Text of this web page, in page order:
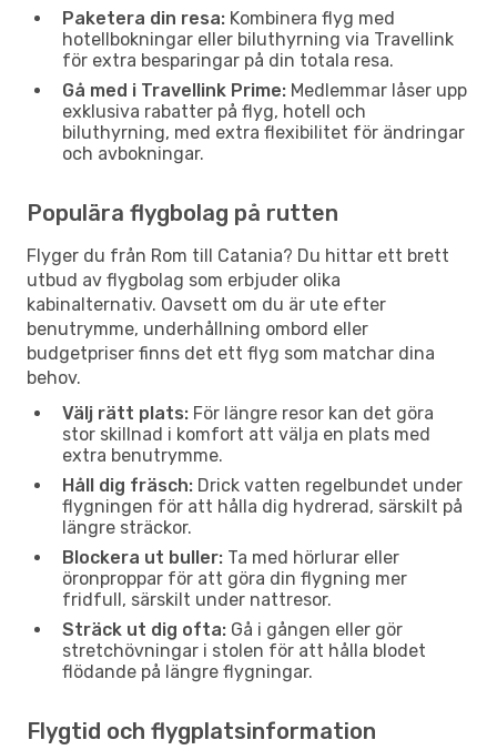
Paketera din resa: Kombinera flyg med
hotellbokningar eller biluthyrning via Travellink
för extra besparingar på din totala resa.
Gå med i Travellink Prime: Medlemmar låser upp
exklusiva rabatter på flyg, hotell och
biluthyrning, med extra flexibilitet för ändringar
och avbokningar.
Populära flygbolag på rutten
Flyger du från Rom till Catania? Du hittar ett brett
utbud av flygbolag som erbjuder olika
kabinalternativ. Oavsett om du är ute efter
benutrymme, underhållning ombord eller
budgetpriser finns det ett flyg som matchar dina
behov.
Välj rätt plats: För längre resor kan det göra
stor skillnad i komfort att välja en plats med
extra benutrymme.
Håll dig fräsch: Drick vatten regelbundet under
flygningen för att hålla dig hydrerad, särskilt på
längre sträckor.
Blockera ut buller: Ta med hörlurar eller
öronproppar för att göra din flygning mer
fridfull, särskilt under nattresor.
Sträck ut dig ofta: Gå i gången eller gör
stretchövningar i stolen för att hålla blodet
flödande på längre flygningar.
Flygtid och flygplatsinformation